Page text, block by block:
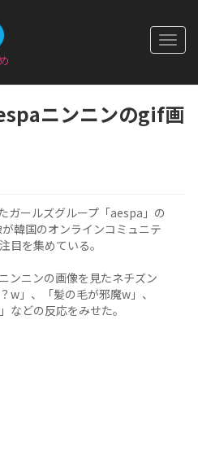
ニンニンのgif画
ガールズグループ「aespa」の
韓国のオンラインコミュニテ
目を集めている。
ンニンの画像を見たネチズン
w」、「髪の毛が邪魔w」、
などの反応をみせた。